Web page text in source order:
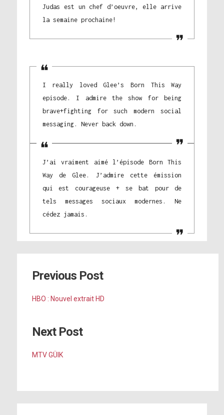
Judas est un chef d’oeuvre, elle arrive
la semaine prochaine!
I really loved Glee’s Born This Way
episode. I admire the show for being
brave+fighting for such modern social
messaging. Never back down.
J’ai vraiment aimé l’épisode Born This
Way de Glee. J’admire cette émission
qui est courageuse + se bat pour de
tels messages sociaux modernes. Ne
cédez jamais.
Previous Post
HBO : Nouvel extrait HD
Next Post
MTV GÜIK